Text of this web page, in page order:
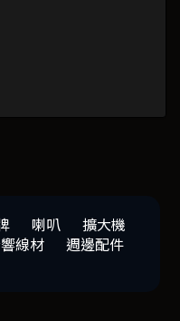
喇叭
擴大機
線材
週邊配件